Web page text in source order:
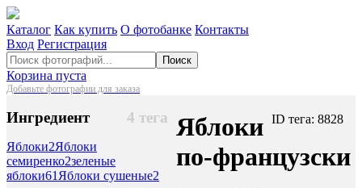
Каталог Как купить О фотобанке Контакты
Вход Регистрация
Поиск
Корзина пуста
Добавьте фотографии для заказа
4 тега
Ингредиент
Яблоки2Яблоки
семиренко2зеленые
яблоки61Яблоки сушеные2
ID тега: 8828
Яблоки
по-французски